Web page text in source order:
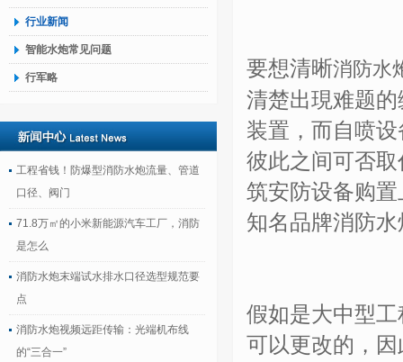
行业新闻
智能水炮常见问题
行军略
工程省钱！防爆型消防水炮流量、管道
口径、阀门
71.8万㎡的小米新能源汽车工厂，消防
是怎么
消防水炮末端试水排水口径选型规范要
点
消防水炮视频远距传输：光端机布线
的“三合一”
要想清晰消防水
清楚出現难题
装置，而自喷
彼此之间可否
筑安防设备购
知名品牌消防
假如是大中型
可以更改的，